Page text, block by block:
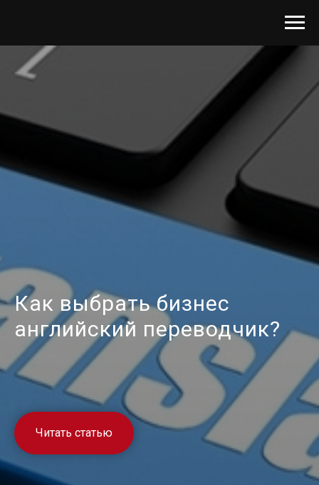
Как выбрать бизнес
английский переводчик?
Читать статью